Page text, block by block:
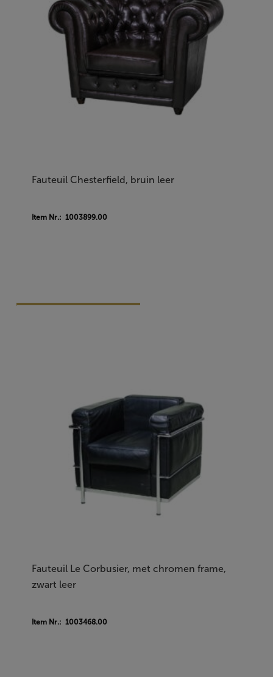
Fauteuil Chesterfield, bruin leer
Item Nr.: 1003899.00
Fauteuil Le Corbusier, met chromen frame,
zwart leer
Item Nr.: 1003468.00